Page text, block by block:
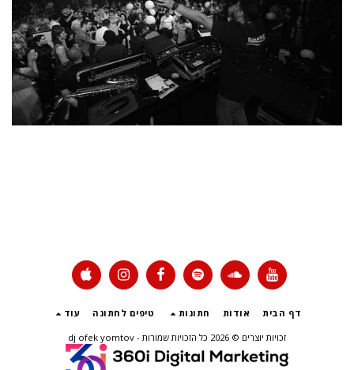
דף הבית אודות חתונות טיפים לחתונה עוד
זכויות יוצרים © 2026 כל הזכויות שמורות - dj ofek yomtov